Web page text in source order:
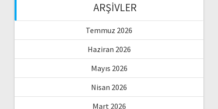
ARŞIVLER
Temmuz 2026
Haziran 2026
Mayıs 2026
Nisan 2026
Mart 2026